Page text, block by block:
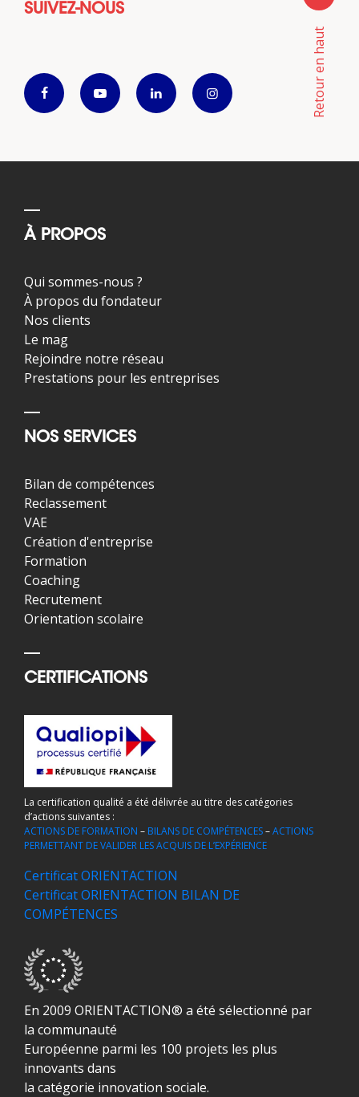
SUIVEZ-NOUS
Retour en haut
À PROPOS
Qui sommes-nous ?
À propos du fondateur
Nos clients
Le mag
Rejoindre notre réseau
Prestations pour les entreprises
NOS SERVICES
Bilan de compétences
Reclassement
VAE
Création d'entreprise
Formation
Coaching
Recrutement
Orientation scolaire
CERTIFICATIONS
La certification qualité a été délivrée au titre des catégories
d’actions suivantes :
ACTIONS DE FORMATION – BILANS DE COMPÉTENCES–ACTIONS
PERMETTANT DE VALIDER LES ACQUIS DE L’EXPÉRIENCE
Certificat ORIENTACTION
Certificat ORIENTACTION BILAN DE
COMPÉTENCES
En 2009 ORIENTACTION® a été sélectionné par
la communauté
Européenne parmi les 100 projets les plus
innovants dans
la catégorie innovation sociale.